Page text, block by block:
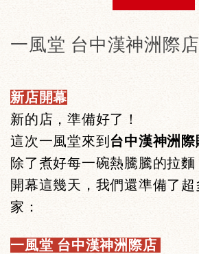
一風堂 台中漢神洲際
新店開幕
新的店，準備好了！
這次一風堂來到 台中漢神洲
除了煮好每一碗熱騰騰的拉麵
開幕這幾天，我們還準備了
家：
一風堂 台中漢神洲際店